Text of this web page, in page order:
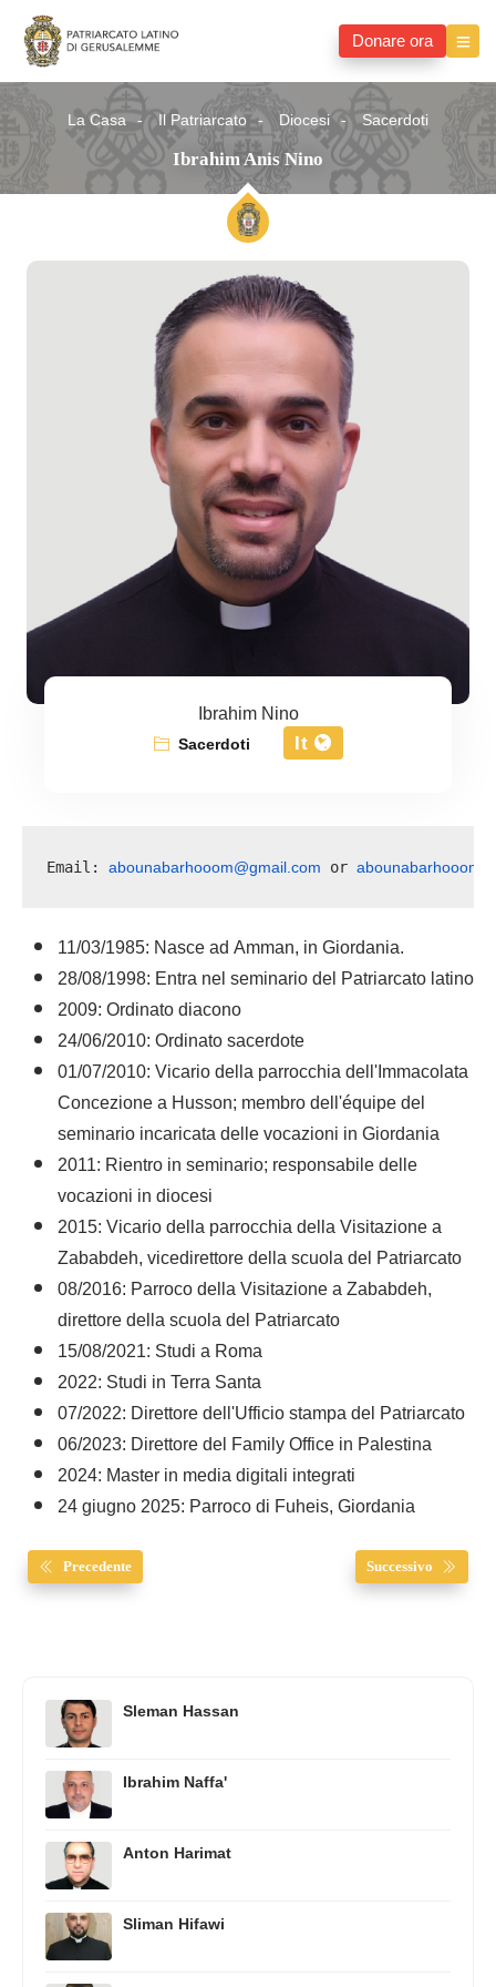
Donare ora
La Casa Il Patriarcato Diocesi Sacerdoti
Ibrahim Anis Nino
Ibrahim Nino
Sacerdoti It
Email: abounabarhooom@gmail.com or
11/03/1985: Nasce ad Amman, in Giordania.
28/08/1998: Entra nel seminario del Patriarcato latino
2009: Ordinato diacono
24/06/2010: Ordinato sacerdote
01/07/2010: Vicario della parrocchia dell'Immacolata
Concezione a Husson; membro dell'équipe del
seminario incaricata delle vocazioni in Giordania
2011: Rientro in seminario; responsabile delle
vocazioni in diocesi
2015: Vicario della parrocchia della Visitazione a
Zababdeh, vicedirettore della scuola del Patriarcato
08/2016: Parroco della Visitazione a Zababdeh,
direttore della scuola del Patriarcato
15/08/2021: Studi a Roma
2022: Studi in Terra Santa
07/2022: Direttore dell'Ufficio stampa del Patriarcato
06/2023: Direttore del Family Office in Palestina
2024: Master in media digitali integrati
24 giugno 2025: Parroco di Fuheis, Giordania
Precedente Successivo
Sleman Hassan
Ibrahim Naffa'
Anton Harimat
Sliman Hifawi